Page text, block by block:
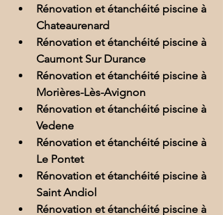
Rénovation et étanchéité piscine à
Chateaurenard
Rénovation et étanchéité piscine à
Caumont Sur Durance
Rénovation et étanchéité piscine à
Morières-Lès-Avignon
Rénovation et étanchéité piscine à
Vedene
Rénovation et étanchéité piscine à
Le Pontet
Rénovation et étanchéité piscine à
Saint Andiol
Rénovation et étanchéité piscine à